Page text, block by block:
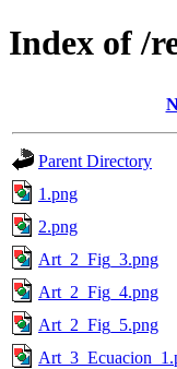
Index of /
Parent Directory
1.png
2.png
Art_2_Fig_3.png
Art_2_Fig_4.png
Art_2_Fig_5.png